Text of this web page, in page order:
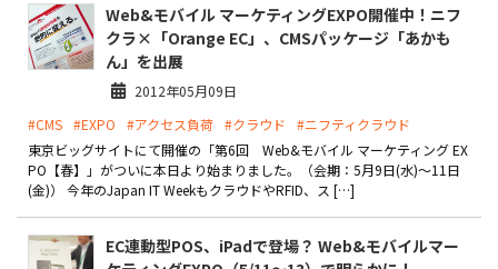
外部サービス連携
インフラ環境・サポート
製品
特長
ショッピングモール型 EC
マルチテナント、マルチブランドなど
Web&モバイル マーケティングEXPO開催中！ニフ
クラ×「Orange EC」、CMSパッケージ「あかも
ん」を出展
2012年05月09日
#CMS #EXPO #アクセス負荷 #クラウド
#ニフティクラウド
東京ビッグサイトにて開催の「第6回 Web&モバイル マーケティング EX
PO【春】」がついに本日より始まりました。（会期：5月9日(水)～11日
(金)） 今年のJapan IT WeekもクラウドやRFID、ス […]
EC連動型POS、iPadで登場？ Web&モバイルマー